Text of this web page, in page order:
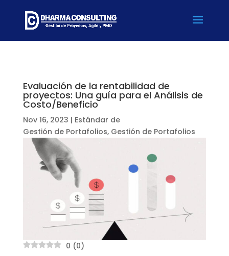
Evaluación de la rentabilidad de
proyectos: Una guía para el Análisis de
Costo/Beneficio
Nov 16, 2023 | Estándar de
Gestión de Portafolios, Gestión de Portafolios
0 (0)